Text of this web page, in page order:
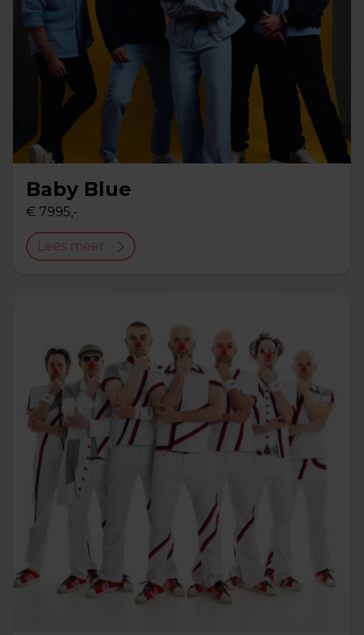
Baby Blue
€ 7995,-
Lees meer